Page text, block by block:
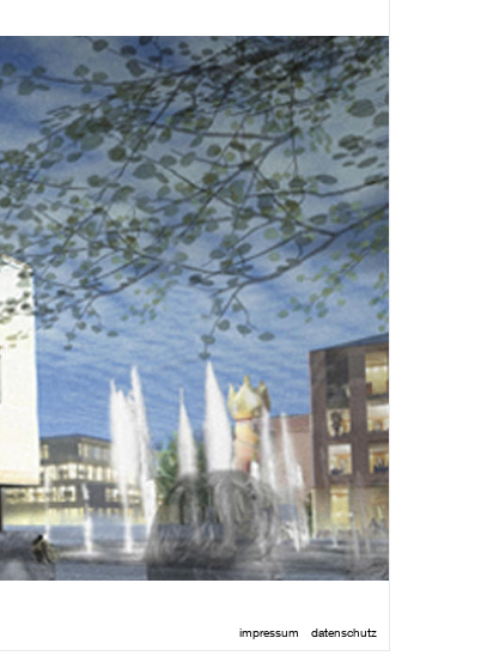
impressum datenschutz